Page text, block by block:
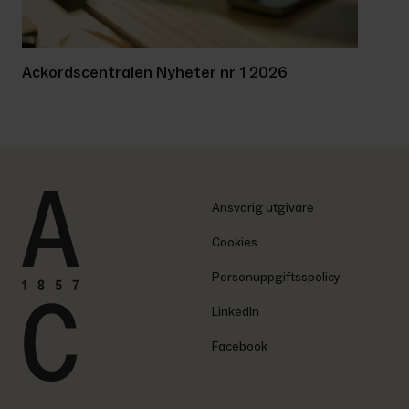
Ackordscentralen Nyheter nr 1 2026
Ansvarig utgivare
Cookies
Personuppgiftsspolicy
LinkedIn
Facebook